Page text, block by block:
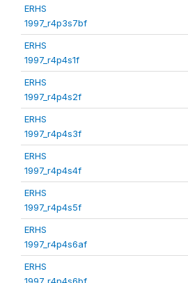
ERHS
1997_r4p3s7bf
ERHS
1997_r4p4s1f
ERHS
1997_r4p4s2f
ERHS
1997_r4p4s3f
ERHS
1997_r4p4s4f
ERHS
1997_r4p4s5f
ERHS
1997_r4p4s6af
ERHS
1997_r4p4s6bf